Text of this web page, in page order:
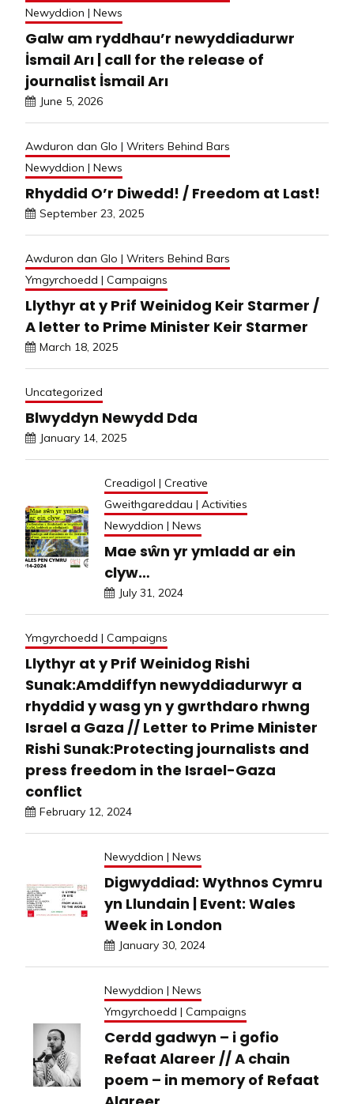
Newyddion | News
Galw am ryddhau’r newyddiadurwr
İsmail Arı | call for the release of
journalist İsmail Arı
June 5, 2026
Awduron dan Glo | Writers Behind Bars
Newyddion | News
Rhyddid O’r Diwedd! / Freedom at Last!
September 23, 2025
Awduron dan Glo | Writers Behind Bars
Ymgyrchoedd | Campaigns
Llythyr at y Prif Weinidog Keir Starmer /
A letter to Prime Minister Keir Starmer
March 18, 2025
Uncategorized
Blwyddyn Newydd Dda
January 14, 2025
Creadigol | Creative
Gweithgareddau | Activities
Newyddion | News
Mae sŵn yr ymladd ar ein
clyw…
July 31, 2024
Ymgyrchoedd | Campaigns
Llythyr at y Prif Weinidog Rishi
Sunak:Amddiffyn newyddiadurwyr a
rhyddid y wasg yn y gwrthdaro rhwng
Israel a Gaza // Letter to Prime Minister
Rishi Sunak:Protecting journalists and
press freedom in the Israel-Gaza
conflict
February 12, 2024
Newyddion | News
Digwyddiad: Wythnos Cymru
yn Llundain | Event: Wales
Week in London
January 30, 2024
Newyddion | News
Ymgyrchoedd | Campaigns
Cerdd gadwyn – i gofio
Refaat Alareer // A chain
poem – in memory of Refaat